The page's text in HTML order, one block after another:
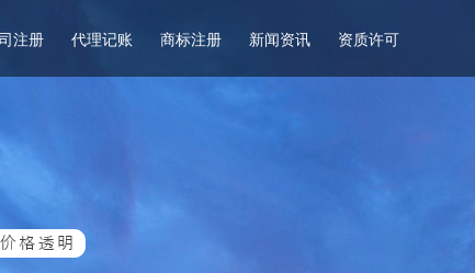
注册 代理记账 商标注册 新闻资讯 资质许可